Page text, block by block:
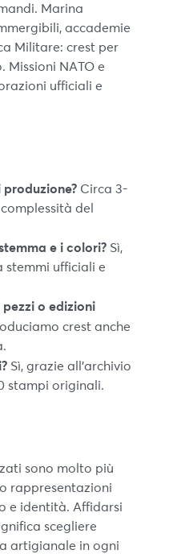
Marina
accademie
Militare: crest per
Missioni NATO e
ufficiali e
Circa 3-
del
e i colori? Sì,
stemmi ufficiali e
o edizioni
crest anche
Sì, grazie all’archivio
stampi originali.
sono molto più
rappresentazioni
e identità. Affidarsi
scegliere
artigianale in ogni